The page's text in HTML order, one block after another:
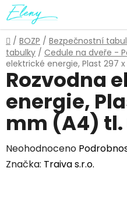
Přejít
na
obsah
Domů
/ BOZP / Bezpečnostní
tabulky / Cedule na dveře -
elektrické energie, Plast 297
Rozvodna
energie,
mm (A4)
Průměrné
hodnocení
Neohodnoceno
Značka: Traiva s.r.o.